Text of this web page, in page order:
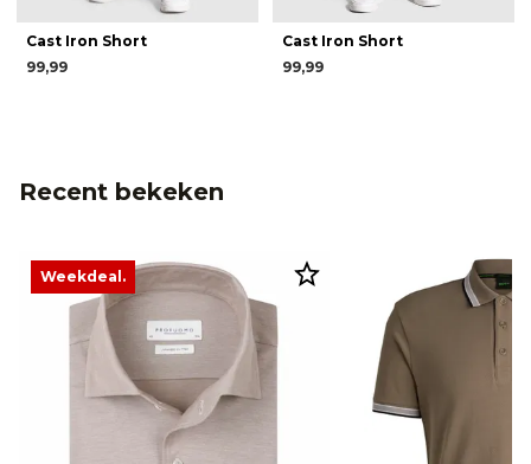
Cast Iron Short
99,99
Cast Iron Short
99,99
Recent bekeken
Weekdeal.